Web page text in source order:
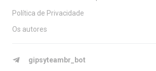
Política de Privacidade
Os autores
gipsyteambr_bot